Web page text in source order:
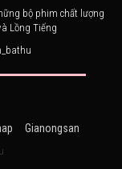
bộ phim chất lượng
Lồng Tiếng
Gianongsan